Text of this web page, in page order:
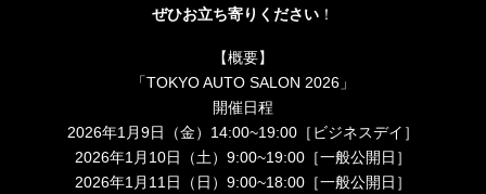
ぜひお立ち寄りください ！
【概要】
「TOKYO AUTO SALON 2026」
開催日程
2026年1月9日（金）14:00~19:00［ビジネスデイ］
2026年1月10日（土）9:00~19:00［一般公開日］
2026年1月11日（日）9:00~18:00［一般公開日］